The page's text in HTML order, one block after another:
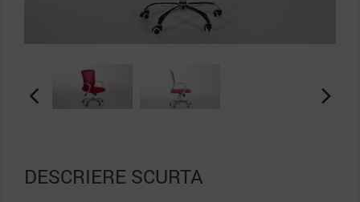
DESCRIERE SCURTA